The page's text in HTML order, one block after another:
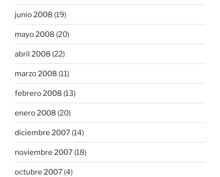
junio 2008 (19)
mayo 2008 (20)
abril 2008 (22)
marzo 2008 (11)
febrero 2008 (13)
enero 2008 (20)
diciembre 2007 (14)
noviembre 2007 (18)
octubre 2007 (4)